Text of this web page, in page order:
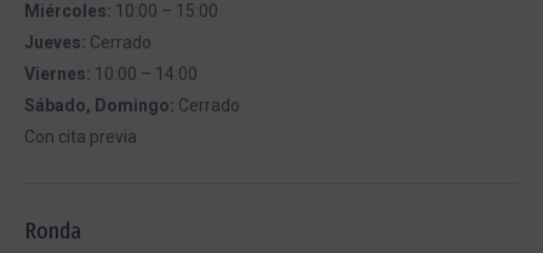
Miércoles: 10:00 – 15:00
Jueves: Cerrado
Viernes: 10:00 – 14:00
Sábado, Domingo: Cerrado
Con cita previa
Ronda